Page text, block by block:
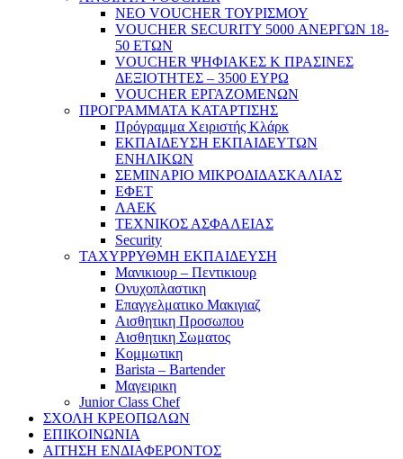
ΝΕΟ VOUCHER ΤΟΥΡΙΣΜΟΥ
VOUCHER SECURITY 5000 ΑΝΕΡΓΩΝ 18-
50 ΕΤΩΝ
VOUCHER ΨΗΦΙΑΚΕΣ Κ ΠΡΑΣΙΝΕΣ
ΔΕΞΙΟΤΗΤΕΣ – 3500 ΕΥΡΩ
VOUCHER ΕΡΓΑΖΟΜΕΝΩΝ
ΠΡΟΓΡΑΜΜΑΤΑ ΚΑΤΑΡΤΙΣΗΣ
Πρόγραμμα Χειριστής Κλάρκ
ΕΚΠΑΙΔΕΥΣΗ ΕΚΠΑΙΔΕΥΤΩΝ
ΕΝΗΛΙΚΩΝ
ΣΕΜΙΝΑΡΙΟ ΜΙΚΡΟΔΙΔΑΣΚΑΛΙΑΣ
ΕΦΕΤ
ΛΑΕΚ
ΤΕΧΝΙΚΟΣ ΑΣΦΑΛΕΙΑΣ
Security
ΤΑΧΥΡΡΥΘΜΗ ΕΚΠΑΙΔΕΥΣΗ
Μανικιουρ – Πεντικιουρ
Ονυχοπλαστικη
Επαγγελματικο Μακιγιαζ
Αισθητικη Προσωπου
Αισθητικη Σωματος
Κομμωτικη
Barista – Bartender
Μαγειρικη
Junior Class Chef
ΣΧΟΛΗ ΚΡΕΟΠΩΛΩΝ
ΕΠΙΚΟΙΝΩΝΙΑ
ΑΙΤΗΣΗ ΕΝΔΙΑΦΕΡΟΝΤΟΣ